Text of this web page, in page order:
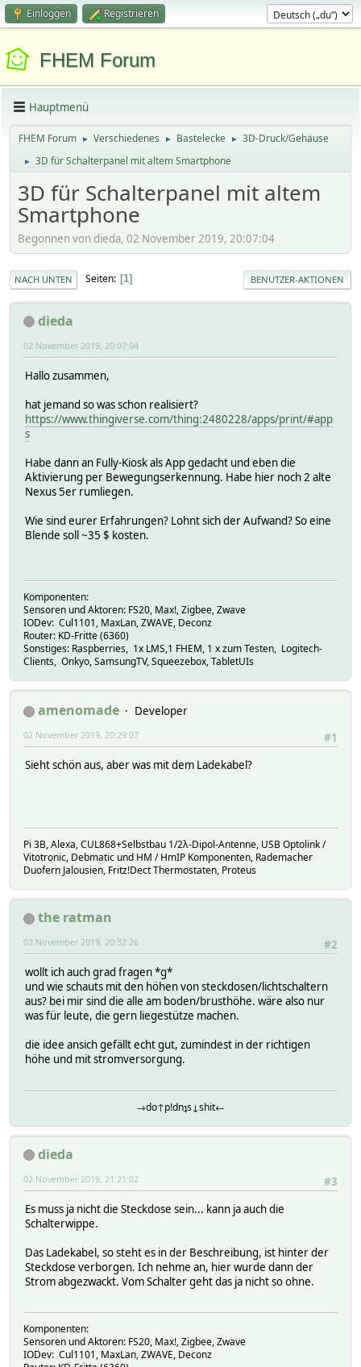
Einloggen Registrieren
FHEM Forum
Hauptmenü
FHEM Forum ► Verschiedenes ► Bastelecke ► 3D-Druck/Gehäuse
► 3D für Schalterpanel mit altem Smartphone
3D für Schalterpanel mit altem
Smartphone
Begonnen von dieda, 02 November 2019, 20:07:04
NACH UNTEN Seiten 1 BENUTZER-AKTIONEN
dieda
02 November 2019, 20:07:04
Hallo zusammen,
hat jemand so was schon realisiert?
https://www.thingiverse.com/thing:2480228/apps/print/#app
s
Habe dann an Fully-Kiosk als App gedacht und eben die
Aktivierung per Bewegungserkennung. Habe hier noch 2 alte
Nexus 5er rumliegen.
Wie sind eurer Erfahrungen? Lohnt sich der Aufwand? So eine
Blende soll ~35 $ kosten.
Komponenten:
Sensoren und Aktoren: FS20, Max!, Zigbee, Zwave
IODev: Cul1101, MaxLan, ZWAVE, Deconz
Router: KD-Fritte (6360)
Sonstiges: Raspberries, 1x LMS,1 FHEM, 1 x zum Testen, Logitech-
Clients, Onkyo, SamsungTV, Squeezebox, TabletUIs
amenomade
Developer
#1
02 November 2019, 20:29:07
Sieht schön aus, aber was mit dem Ladekabel?
Pi 3B, Alexa, CUL868+Selbstbau 1/2λ-Dipol-Antenne, USB Optolink /
Vitotronic, Debmatic und HM / HmIP Komponenten, Rademacher
Duofern Jalousien, Fritz!Dect Thermostaten, Proteus
the ratman
#2
02 November 2019, 20:32:26
wollt ich auch grad fragen *g*
und wie schauts mit den höhen von steckdosen/lichtschaltern
aus? bei mir sind die alle am boden/brusthöhe. wäre also nur
was für leute, die gern liegestütze machen.
die idee ansich gefällt echt gut, zumindest in der richtigen
höhe und mit stromversorgung.
→do↑p!dnʇs↓shit←
dieda
#3
02 November 2019, 21:21:02
Es muss ja nicht die Steckdose sein... kann ja auch die
Schalterwippe.
Das Ladekabel, so steht es in der Beschreibung, ist hinter der
Steckdose verborgen. Ich nehme an, hier wurde dann der
Strom abgezwackt. Vom Schalter geht das ja nicht so ohne.
Komponenten:
Sensoren und Aktoren: FS20, Max!, Zigbee, Zwave
IODev: Cul1101, MaxLan, ZWAVE, Deconz